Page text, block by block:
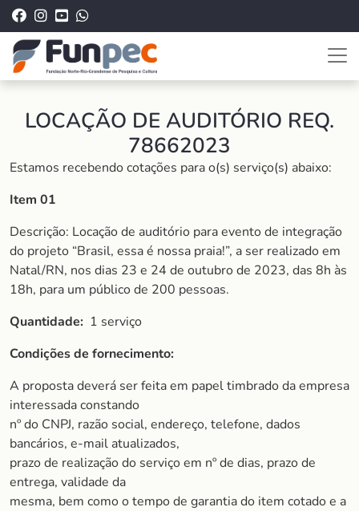
LOCAÇÃO DE AUDITÓRIO REQ.
78662023
Estamos recebendo cotações para o(s) serviço(s) abaixo:
Item 01
Descrição: Locação de auditório para evento de integração
do projeto “Brasil, essa é nossa praia!”, a ser realizado em
Natal/RN, nos dias 23 e 24 de outubro de 2023, das 8h às
18h, para um público de 200 pessoas.
Quantidade: 1 serviço
Condições de fornecimento:
A proposta deverá ser feita em papel timbrado da empresa
interessada constando
nº do CNPJ, razão social, endereço, telefone, dados
bancários, e-mail atualizados,
prazo de realização do serviço em nº de dias, prazo de
entrega, validade da
mesma, bem como o tempo de garantia do item cotado e a